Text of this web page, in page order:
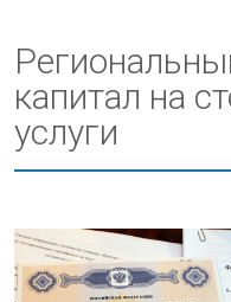
капитал на
услуги